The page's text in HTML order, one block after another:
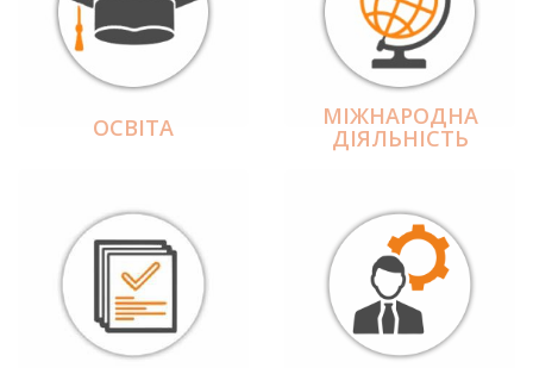
ОСВІТА МІЖНАРОДНА
ДІЯЛЬНІCТЬ